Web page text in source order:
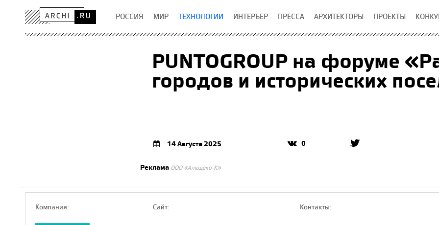
РОССИЯ МИР ТЕХНОЛОГИИ ИНТЕРЬЕР ПРЕССА АРХИТЕКТОРЫ ПРОЕКТЫ
PUNTOGROUP на форуме
городов и исторических
14 Августа 2025 0
Реклама ООО «Алюдеко-К»
Компaния: Сайт: Контакты: